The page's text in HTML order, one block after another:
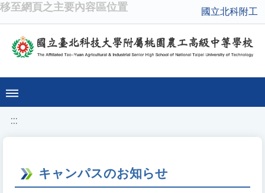
移至網頁之主要內容區位置 國立北科附工
:::
キャンパスのお知らせ